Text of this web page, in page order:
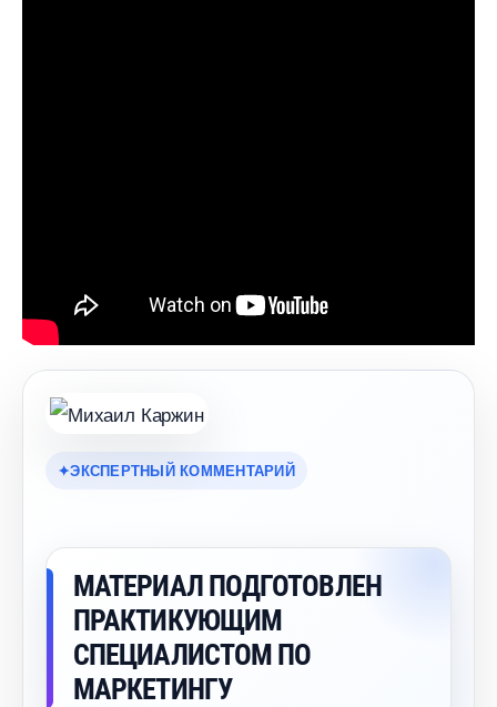
ЭКСПЕРТНЫЙ КОММЕНТАРИЙ
МАТЕРИАЛ ПОДГОТОВЛЕН
ПРАКТИКУЮЩИМ
СПЕЦИАЛИСТОМ ПО
МАРКЕТИНГУ